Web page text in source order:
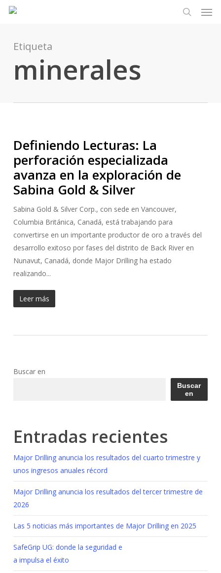
principalEtiqueta
minerales
Definiendo Lecturas: La
perforación especializada
avanza en la exploración de
Sabina Gold & Silver
Sabina Gold & Silver Corp., con sede en Vancouver,
Columbia Británica, Canadá, está trabajando para
convertirse en un importante productor de oro a través del
desarrollo exitoso por fases del distrito de Back River en
Nunavut, Canadá, donde Major Drilling ha estado
realizando...
Leer más
Buscar en
Buscar
en
Entradas recientes
Major Drilling anuncia los resultados del cuarto trimestre y
unos ingresos anuales récord
Major Drilling anuncia los resultados del tercer trimestre de
2026
Las 5 noticias más importantes de Major Drilling en 2025
SafeGrip UG: donde la seguridad e
a impulsa el éxito